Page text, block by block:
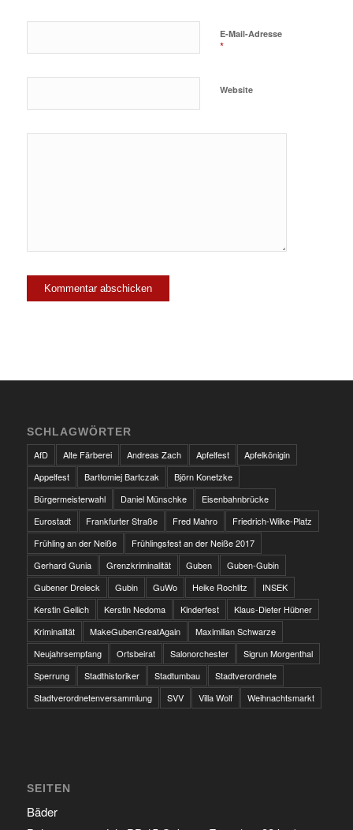
E-Mail-Adresse
*
Website
SCHLAGWÖRTER
AfD
Alte Färberei Andreas Zach Apfelfest
Apfelkönigin
Appelfest
Bartłomiej Bartczak
Björn Konetzke
Bürgermeisterwahl
Daniel Münschke
Eisenbahnbrücke
Eurostadt
Frankfurter Straße Fred Mahro
Friedrich-Wilke-Platz
Frühling an der Neiße
Frühlingsfest an der Neiße 2017
Gerhard Gunia
Grenzkriminalität Guben
Guben-Gubin
Gubener Dreieck
Gubin GuWo Heike Rochlitz
INSEK
Kerstin Geilich
Kerstin Nedoma Kinderfest
Klaus-Dieter Hübner
Kriminalität
MakeGubenGreatAgain
Maximilian Schwarze
Neujahrsempfang
Ortsbeirat Salonorchester
Sigrun Morgenthal
Sperrung
Stadthistoriker Stadtumbau
Stadtverordnete
Stadtverordnetenversammlung
SVV Villa Wolf Weihnachtsmarkt
SEITEN
Bäder